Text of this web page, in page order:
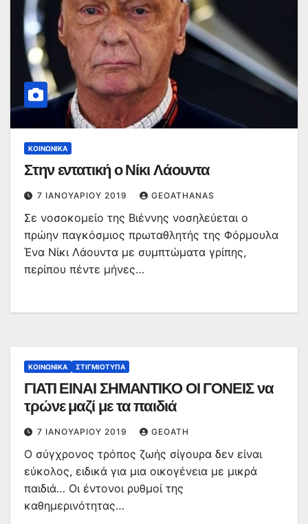
ΚΟΙΝΩΝΙΚΆ
Στην εντατική ο Νίκι Λάουντα
7 ΙΑΝΟΥΑΡΊΟΥ 2019 GEOATHANAS
Σε νοσοκομείο της Βιέννης νοσηλεύεται ο
πρώην παγκόσμιος πρωταθλητής της Φόρμουλα
Ένα Νίκι Λάουντα με συμπτώματα γρίπης,
περίπου πέντε μήνες…
ΚΟΙΝΩΝΙΚΆ ΣΤΙΓΜΙΌΤΥΠΑ
ΓΙΑΤΙ ΕΙΝΑΙ ΣΗΜΑΝΤΙΚΟ ΟΙ ΓΟΝΕΙΣ να
τρώνε μαζί με τα παιδιά
7 ΙΑΝΟΥΑΡΊΟΥ 2019 GEOATH
Ο σύγχρονος τρόπος ζωής σίγουρα δεν είναι
εύκολος, ειδικά για μια οικογένεια με μικρά
παιδιά… Οι έντονοι ρυθμοί της
καθημερινότητας…